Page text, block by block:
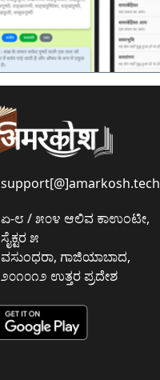
support[@]amarkosh.tech
ಏ-೮ / ೫೦೪ ಆಲಿವ ಕಾಉಂಟೀ,
ಸೈಕ್ಟರ ೫
ವಸುಂಧರಾ, ಗಾಜಿಯಾಬಾದ,
೨೦೧೦೧೨ ಉತ್ತರ ಪ್ರದೇಶ